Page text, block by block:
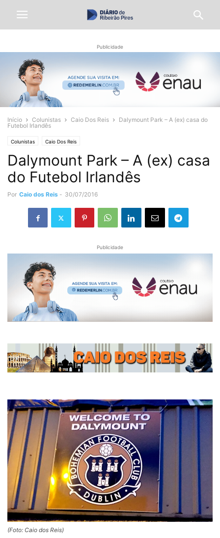
Publicidade
Início Colunistas Caio Dos Reis
Dalymount Park – A (ex) casa do
Futebol Irlandês
Colunistas Caio Dos Reis
Dalymount Park – A (ex) casa
do Futebol Irlandês
Por Caio dos Reis - 30/07/2016
Publicidade
(Foto: Caio dos Reis)